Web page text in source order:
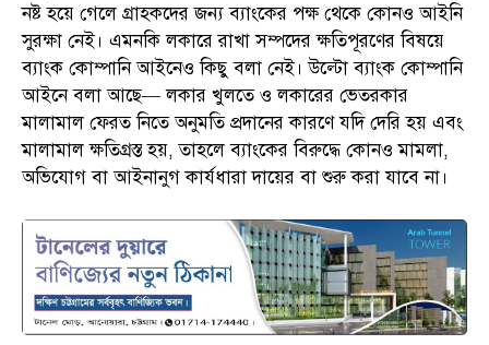
নষ্ট হয়ে গেলে গ্রাহকদের জন্য ব্যাংকের পক্ষ থেকে কোনও আইনি
সুরক্ষা নেই। এমনকি লকারে রাখা সম্পদের ক্ষতিপূরণের বিষয়ে
ব্যাংক কোম্পানি আইনেও কিছু বলা নেই। উল্টো ব্যাংক কোম্পানি
আইনে বলা আছে— লকার খুলতে ও লকারের ভেতরকার
মালামাল ফেরত নিতে অনুমতি প্রদানের কারণে যদি দেরি হয় এবং
মালামাল ক্ষতিগ্রস্ত হয়, তাহলে ব্যাংকের বিরুদ্ধে কোনও মামলা,
অভিযোগ বা আইনানুগ কার্যধারা দায়ের বা শুরু করা যাবে না।